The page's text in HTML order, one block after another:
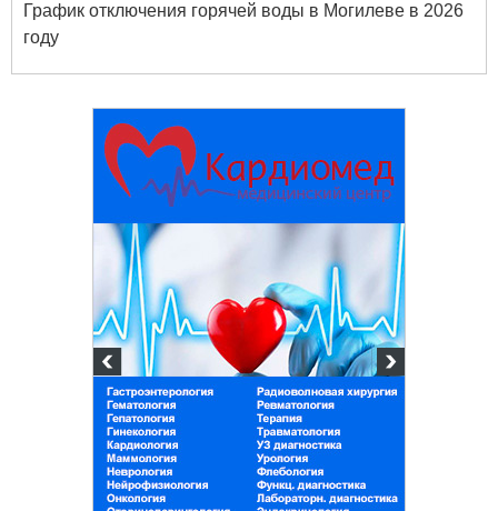
График отключения горячей воды в Могилеве в 2026
году